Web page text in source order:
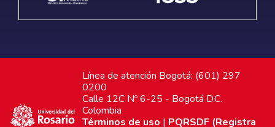
Línea de atención Bogotá: (601) 297
0200
Calle 12C Nº 6-25 - Bogotá D.C.
Colombia
Términos de uso | PQRSDF (Registra